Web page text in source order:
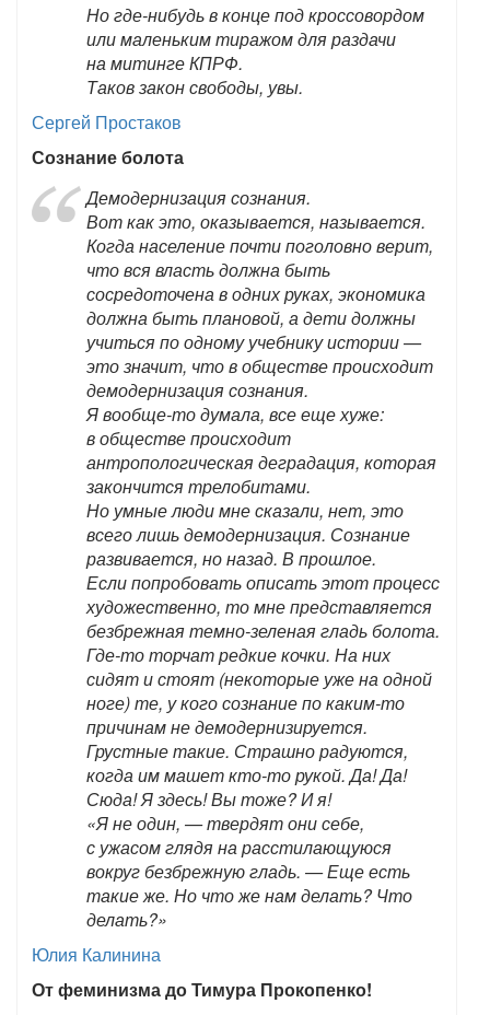
Но где-нибудь в конце под кроссовордом
или маленьким тиражом для раздачи
на митинге КПРФ.
Таков закон свободы, увы.
Сергей Простаков
Сознание болота
Демодернизация сознания.
Вот как это, оказывается, называется.
Когда население почти поголовно верит,
что вся власть должна быть
сосредоточена в одних руках, экономика
должна быть плановой, а дети должны
учиться по одному учебнику истории —
это значит, что в обществе происходит
демодернизация сознания.
Я вообще-то думала, все еще хуже:
в обществе происходит
антропологическая деградация, которая
закончится трелобитами.
Но умные люди мне сказали, нет, это
всего лишь демодернизация. Сознание
развивается, но назад. В прошлое.
Если попробовать описать этот процесс
художественно, то мне представляется
безбрежная темно-зеленая гладь болота.
Где-то торчат редкие кочки. На них
сидят и стоят (некоторые уже на одной
ноге) те, у кого сознание по каким-то
причинам не демодернизируется.
Грустные такие. Страшно радуются,
когда им машет кто-то рукой. Да! Да!
Сюда! Я здесь! Вы тоже? И я!
«Я не один, — твердят они себе,
с ужасом глядя на расстилающуюся
вокруг безбрежную гладь. — Еще есть
такие же. Но что же нам делать? Что
делать?»
Юлия Калинина
От феминизма до Тимура Прокопенко!